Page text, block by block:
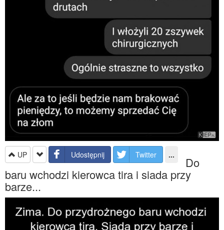
UP Udostępnij Twitter ... Do
baru wchodzi kierowca tira i siada przy
barze...